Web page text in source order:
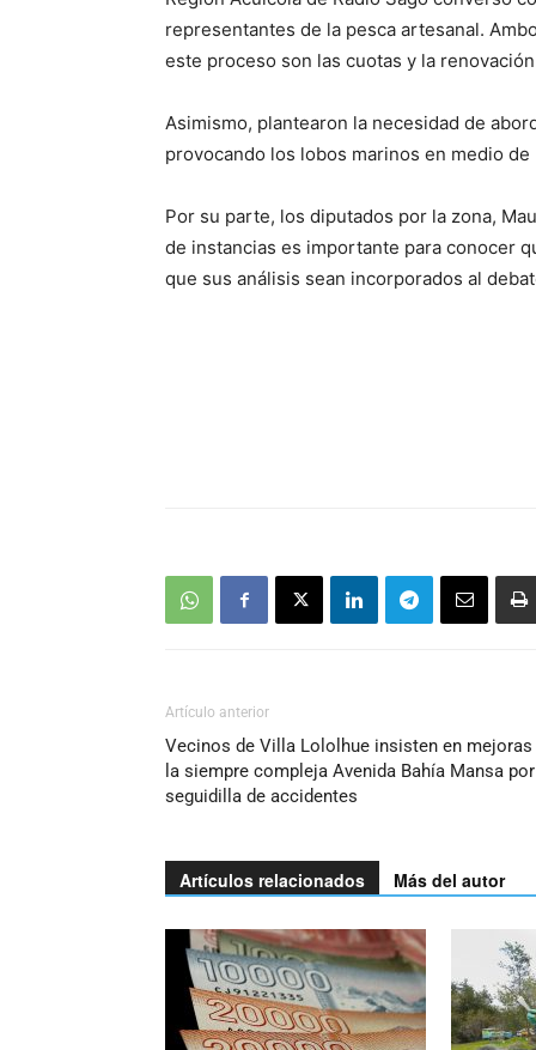
representantes de la pesca artesanal.
este proceso son las cuotas y la
Asimismo, plantearon la necesidad de
provocando los lobos marinos en medio de
Por su parte, los diputados por la zona,
de instancias es importante para conocer
que sus análisis sean incorporados al
Artículo anterior
Vecinos de Villa Lololhue insisten en mejoras
la siempre compleja Avenida Bahía Mansa por
seguidilla de accidentes
Artículos relacionados Más del autor